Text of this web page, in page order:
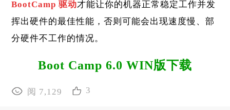
BootCamp 驱动才能让你的机器正常稳定工作并发
挥出硬件的最佳性能，否则可能会出现速度慢、部
分硬件不工作的情况。
Boot Camp 6.0 WIN版下载
阅 7,129 3